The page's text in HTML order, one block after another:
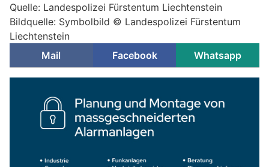
Quelle: Landespolizei Fürstentum Liechtenstein
Bildquelle: Symbolbild © Landespolizei Fürstentum
Liechtenstein
Mail
Facebook Whatsapp